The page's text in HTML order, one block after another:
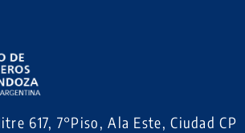
617, 7°Piso, Ala Este, Ciudad CP